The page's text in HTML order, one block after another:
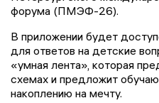
форума (ПМЭФ-26).
В приложении будет
для ответов на детские
«умная лента», которая
схемах и предложит
накоплению на мечту.